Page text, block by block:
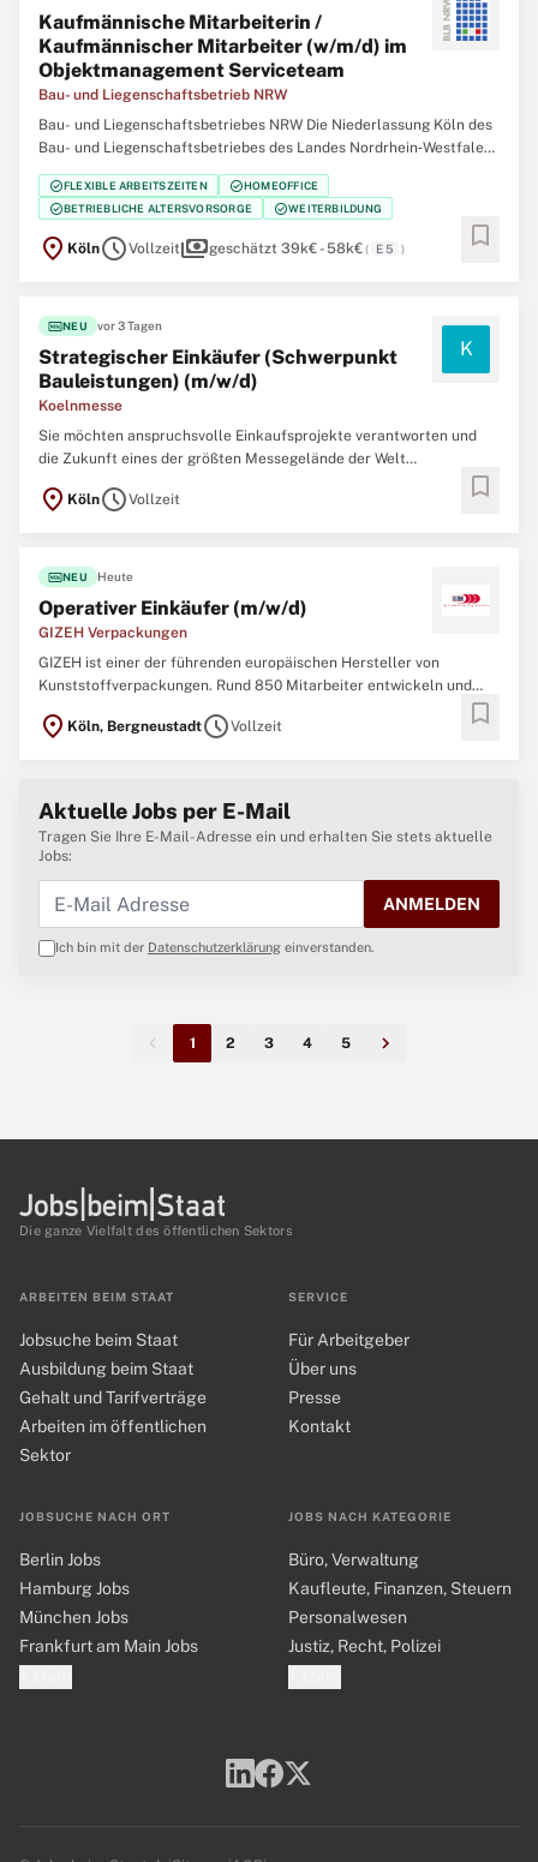
Kaufmännische Mitarbeiterin /
Kaufmännischer Mitarbeiter (w/m/d) im
Objektmanagement Serviceteam
Bau- und Liegenschaftsbetrieb NRW
Bau- und Liegenschaftsbetriebes NRW Die Niederlassung Köln des
Bau- und Liegenschaftsbetriebes des Landes Nordrhein‑Westfalen
(BLB NRW) sucht zum nächstmöglichen Zeitpunkt eine/einen
Kaufmännische Mitarbeiterin / Kaufmännischen Mitarbeiter (w/m/d)
im Objektmanagement Serviceteam Der Bau- und
Liegenschaftsbetrieb ...
check_circleFLEXIBLE ARBEITSZEITEN check_circleHOMEOFFICE
check_circleBETRIEBLICHE ALTERSVORSORGE check_circleWEITERBILDUNG
location_on KölnscheduleVollzeitpaymentsgeschätzt 39k€ - 58k€( E 5 ) bookmark
fiber_newNEU vor 3 Tagen
Strategischer Einkäufer (Schwerpunkt
Bauleistungen) (m/w/d)
Koelnmesse
K
Sie möchten anspruchsvolle Einkaufsprojekte verantworten und
die Zukunft eines der größten Messegelände der Welt
mitgestalten? Dann sind Sie bei uns genau richtig. Als strategischer
Einkäufer (m/w/d) steuern Sie eigenverantwortlich
location_on KölnscheduleVollzeit bookmark
fiber_newNEU Heute
Operativer Einkäufer (m/w/d)
GIZEH Verpackungen
GIZEH ist einer der führenden europäischen Hersteller von
Kunststoffverpackungen. Rund 850 Mitarbeiter entwickeln und
Lebensmittelindustrie. Die GIZEH Unternehmensgruppe ist
location_on Köln, BergneustadtscheduleVollzeit bookmark
Aktuelle Jobs per E-Mail
Tragen Sie Ihre E-Mail-Adresse ein und erhalten Sie stets aktuelle
Jobs:
ANMELDEN
Ich bin mit der Datenschutzerklärung einverstanden.
1 2 3 4 5
Die ganze Vielfalt des öffentlichen Sektors
ARBEITEN BEIM STAAT
Jobsuche beim Staat
Ausbildung beim Staat
Gehalt und Tarifverträge
Arbeiten im öffentlichen
Sektor
JOBSUCHE NACH ORT
Berlin Jobs
Hamburg Jobs
München Jobs
Frankfurt am Main Jobs
JOBS NACH KATEGORIE
Büro, Verwaltung
Kaufleute, Finanzen, Steuern
Personalwesen
Justiz, Recht, Polizei
SERVICE
Für Arbeitgeber
Über uns
Presse
Kontakt